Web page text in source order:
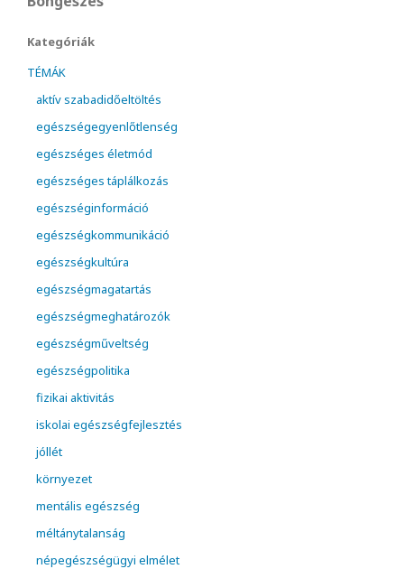
Kategóriák
TÉMÁK
aktív szabadidőeltöltés
egészségegyenlőtlenség
egészséges életmód
egészséges táplálkozás
egészséginformáció
egészségkommunikáció
egészségkultúra
egészségmagatartás
egészségmeghatározók
egészségműveltség
egészségpolitika
fizikai aktivitás
iskolai egészségfejlesztés
jóllét
környezet
mentális egészség
méltánytalanság
népegészségügyi elmélet